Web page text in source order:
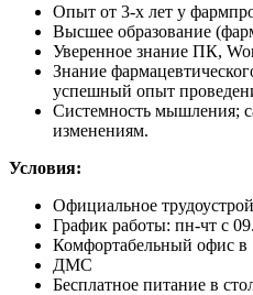
Опыт от 3-х лет у
Высшее образование
Уверенное знание ПК,
Знание
успешный опыт
Системность мышления;
изменениям.
Условия:
Официальное
График работы: пн-чт с
Комфортабельный офис в
ДМС
Бесплатное питание в